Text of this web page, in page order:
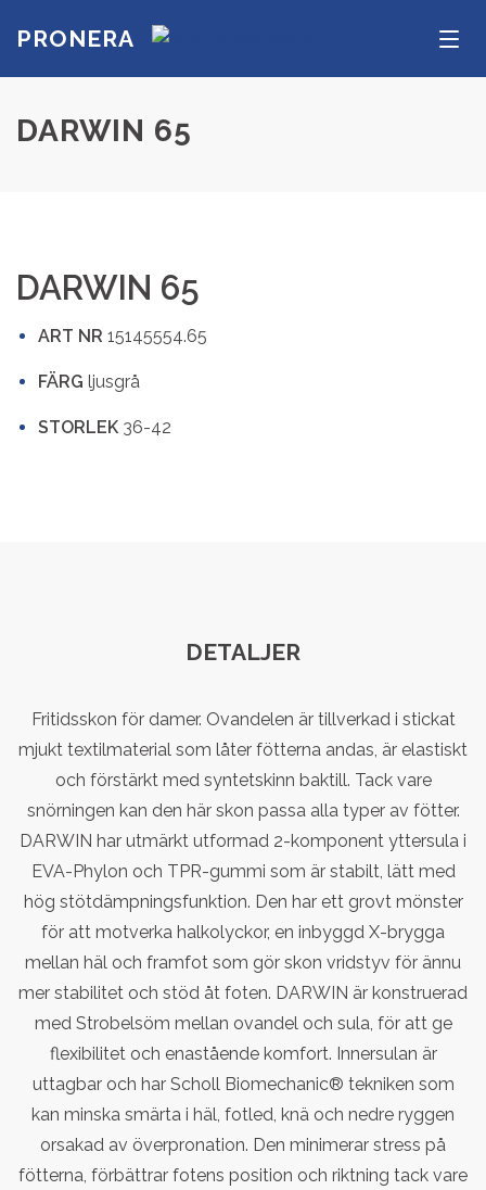
PRONERA
DARWIN 65
DARWIN 65
ART NR 15145554.65
FÄRG ljusgrå
STORLEK 36-42
DETALJER
Fritidsskon för damer. Ovandelen är tillverkad i stickat
mjukt textilmaterial som låter fötterna andas, är elastiskt
och förstärkt med syntetskinn baktill. Tack vare
snörningen kan den här skon passa alla typer av fötter.
DARWIN har utmärkt utformad 2-komponent yttersula i
EVA-Phylon och TPR-gummi som är stabilt, lätt med
hög stötdämpningsfunktion. Den har ett grovt mönster
för att motverka halkolyckor, en inbyggd X-brygga
mellan häl och framfot som gör skon vridstyv för ännu
mer stabilitet och stöd åt foten. DARWIN är konstruerad
med Strobelsöm mellan ovandel och sula, för att ge
flexibilitet och enastående komfort. Innersulan är
uttagbar och har Scholl Biomechanic® tekniken som
kan minska smärta i häl, fotled, knä och nedre ryggen
orsakad av överpronation. Den minimerar stress på
fötterna, förbättrar fotens position och riktning tack vare